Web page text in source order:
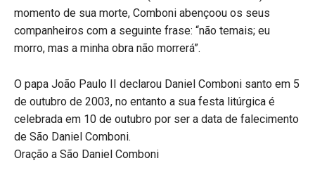
momento de sua morte, Comboni abençoou os seus
companheiros com a seguinte frase: “não temais; eu
morro, mas a minha obra não morrerá”.
O papa João Paulo II declarou Daniel Comboni santo em 5
de outubro de 2003, no entanto a sua festa litúrgica é
celebrada em 10 de outubro por ser a data de falecimento
de São Daniel Comboni.
Oração a São Daniel Comboni